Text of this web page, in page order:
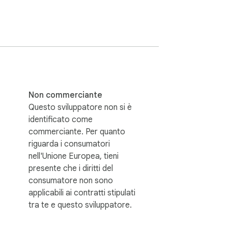
modifiche unilaterali, responsabilità,
Non commerciante
Questo sviluppatore non si è
identificato come
commerciante. Per quanto
riguarda i consumatori
nell'Unione Europea, tieni
presente che i diritti del
consumatore non sono
applicabili ai contratti stipulati
tra te e questo sviluppatore.